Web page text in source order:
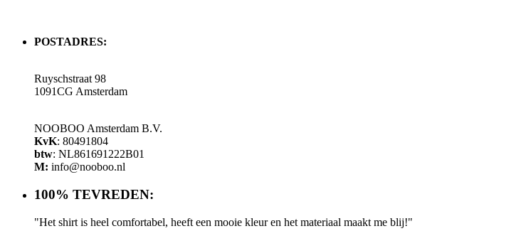
POSTADRES:
Ruyschstraat 98
1091CG Amsterdam
NOOBOO Amsterdam B.V.
KvK: 80491804
btw: NL861691222B01
M: info@nooboo.nl
100% TEVREDEN:
"Het shirt is heel comfortabel, heeft een mooie kleur en het materiaal maakt me blij!"